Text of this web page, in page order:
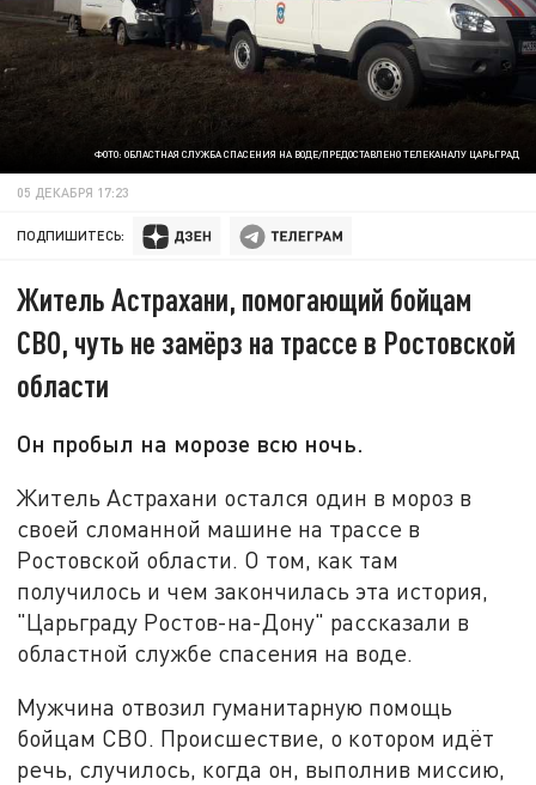
ФОТО: ОБЛАСТНАЯ СЛУЖБА СПАСЕНИЯ НА ВОДЕ/ПРЕДОСТАВЛЕНО ТЕЛЕКАНАЛУ ЦАРЬГРАД
05 ДЕКАБРЯ 17:23
ПОДПИШИТЕСЬ:
Житель Астрахани, помогающий бойцам
СВО, чуть не замёрз на трассе в Ростовской
области
Он пробыл на морозе всю ночь.
Житель Астрахани остался один в мороз в
своей сломанной машине на трассе в
Ростовской области. О том, как там
получилось и чем закончилась эта история,
"Царьграду Ростов-на-Дону" рассказали в
областной службе спасения на воде.
Мужчина отвозил гуманитарную помощь
бойцам СВО. Происшествие, о котором идёт
речь, случилось, когда он, выполнив миссию,